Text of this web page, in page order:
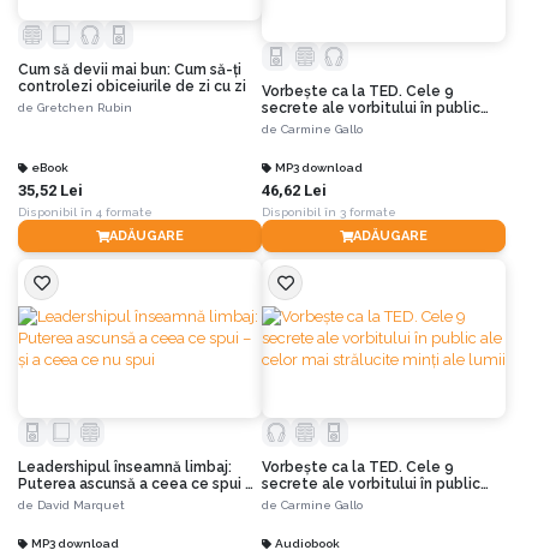
Cum să devii mai bun: Cum să-ți
controlezi obiceiurile de zi cu zi
de Gretchen Rubin
eBook
35,52 Lei
Disponibil în 4 formate
ADĂUGARE
Vorbește ca la TED. Cele 9
secrete ale vorbitului în public
ale celor mai strălucite minți ale
de Carmine Gallo
MP3 download
46,62 Lei
Disponibil în 3 formate
ADĂUGARE
Leadershipul înseamnă limbaj:
Puterea ascunsă a ceea ce spui –
și a ceea ce nu spui
de David Marquet
MP3 download
Vorbește ca la TED. Cele 9
secrete ale vorbitului în public
ale celor mai strălucite minți ale
de Carmine Gallo
Audiobook